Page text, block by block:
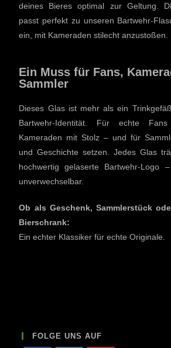
deines Bieres optimal zur Geltung.
passt perfekt zu unseren Bartwehr-
ein, mit Kameraden stilecht anzustoßen.
Ein Muss für Fans,
Sammler
Dieses Glas ist mehr als ein
Bartwehr-Identität. Für echte
Kameraden mit Stolz – und für
und Geschichte setzen. Jedes Glas
hochwertig gelaserte Bartwehr-Logo
unverwechselbar.
Ob als Geschenk, Sammlerstück
Bierschrank:
Ein echter Klassiker für echte Originale.
FOLGE UNS AUF